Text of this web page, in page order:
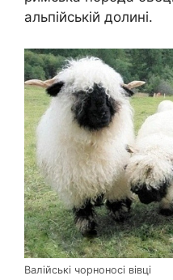
альпійській долині.
Валійські чорноносі вівці